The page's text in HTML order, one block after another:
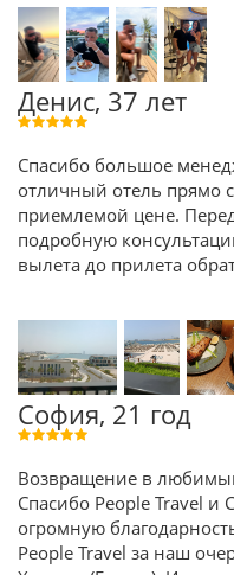
Денис, 37 лет
Спасибо большое
отличный отель прямо
приемлемой цене.
подробную
вылета до прилета
София, 21 год
Возвращение в
Спасибо People Travel и
огромную
People Travel за наш